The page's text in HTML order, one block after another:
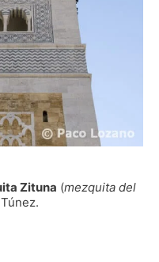
Zituna (mezquita del